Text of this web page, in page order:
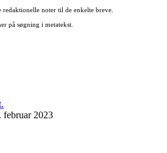
noter til de enkelte breve.
på søgning i metatekst.
februar 2023